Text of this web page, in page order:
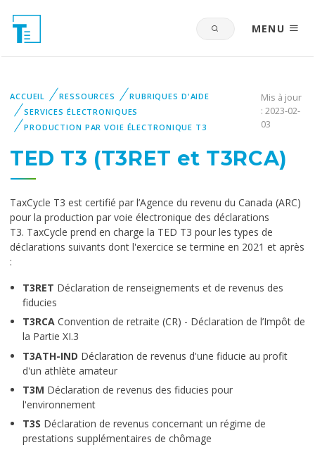
MENU
ACCUEIL RESSOURCES
RUBRIQUES D'AIDE
SERVICES ÉLECTRONIQUES
PRODUCTION PAR VOIE ÉLECTRONIQUE T3
Mis à jour
: 2023-02-
03
TED T3 (T3RET et T3RCA)
TaxCycle T3 est certifié par l’Agence du revenu du Canada (ARC)
pour la production par voie électronique des déclarations
T3. TaxCycle prend en charge la TED T3 pour les types de
déclarations suivants dont l'exercice se termine en 2021 et après
:
T3RET Déclaration de renseignements et de revenus des
fiducies
T3RCA Convention de retraite (CR) - Déclaration de l’Impôt de
la Partie XI.3
T3ATH-IND Déclaration de revenus d'une fiducie au profit
d'un athlète amateur
T3M Déclaration de revenus des fiducies pour
l'environnement
T3S Déclaration de revenus concernant un régime de
prestations supplémentaires de chômage